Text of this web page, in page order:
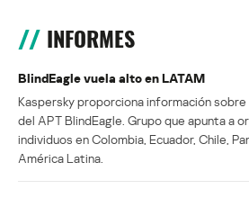
INFORMES
BlindEagle vuela alto en LATAM
Kaspersky proporciona información sobre
del APT BlindEagle. Grupo que apunta a
individuos en Colombia, Ecuador, Chile,
América Latina.